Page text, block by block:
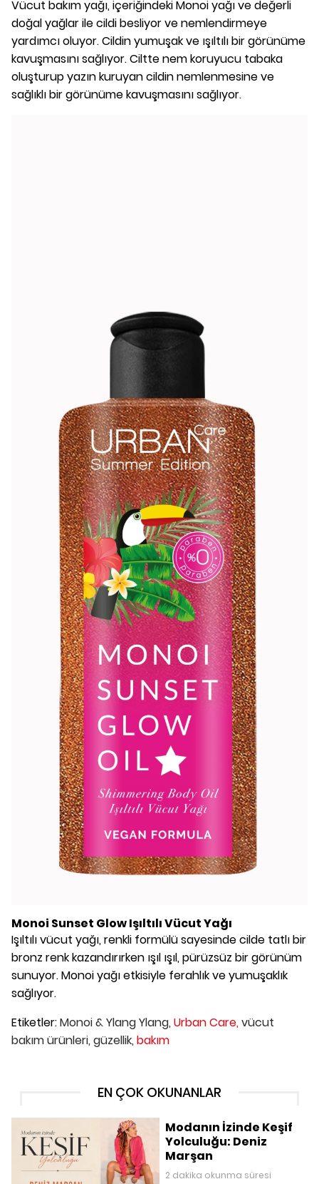
Vücut bakım yağı, içeriğindeki Monoi yağı ve değerli
doğal yağlar ile cildi besliyor ve nemlendirmeye
yardımcı oluyor. Cildin yumuşak ve ışıltılı bir görünüme
kavuşmasını sağlıyor. Ciltte nem koruyucu tabaka
oluşturup yazın kuruyan cildin nemlenmesine ve
sağlıklı bir görünüme kavuşmasını sağlıyor.
Monoi Sunset Glow Işıltılı Vücut Yağı
Işıltılı vücut yağı, renkli formülü sayesinde cilde tatlı bir
bronz renk kazandırırken ışıl ışıl, pürüzsüz bir görünüm
sunuyor. Monoi yağı etkisiyle ferahlık ve yumuşaklık
sağlıyor.
Etiketler:Monoi & Ylang Ylang, Urban Care,vücut
bakım ürünleri, güzellik, bakım
EN ÇOK OKUNANLAR
Modanın İzinde Keşif
Yolculuğu: Deniz
Marşan
2 dakika okunma süresi